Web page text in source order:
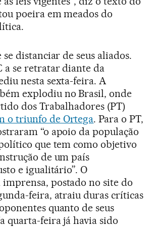
poeira em meados do
distanciar de seus aliados.
a se retratar diante da
nesta sexta-feira. A
explodiu no Brasil, onde
dos Trabalhadores (PT)
o triunfo de Ortega. Para o PT,
“o apoio da população
que tem como objetivo
de um país
e igualitário”. O
postado no site do
feira, atraiu duras críticas
quanto de seus
quarta-feira já havia sido